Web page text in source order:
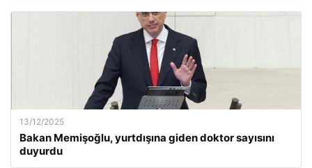
13/12/2025
Bakan Memişoğlu, yurtdışına giden doktor sayısını
duyurdu